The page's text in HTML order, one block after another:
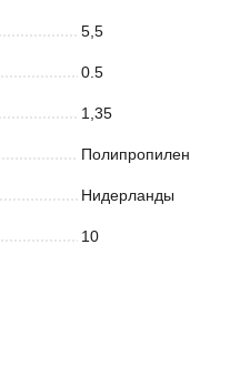
5,5
0.5
1,35
Полипропилен
Нидерланды
10